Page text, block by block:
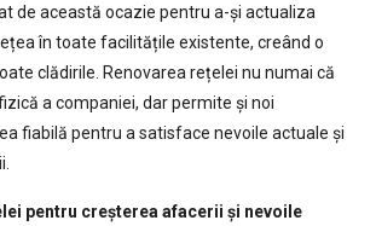
de această ocazie pentru a-și actualiza
în toate facilitățile existente, creând o
clădirile. Renovarea rețelei nu numai că
a companiei, dar permite și noi
fiabilă pentru a satisface nevoile actuale și
pentru creșterea afacerii și nevoile